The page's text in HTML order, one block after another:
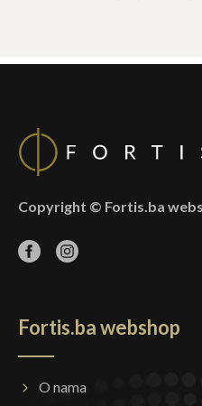
Copyright © Fortis.ba
Fortis.ba webshop
O nama